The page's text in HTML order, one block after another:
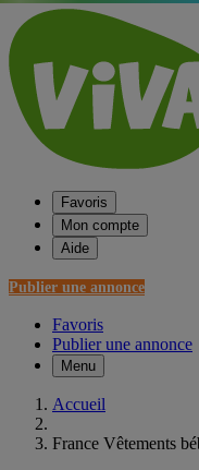
Favoris
Mon compte
Aide
Publier une annonce
Favoris
Publier une annonce
Menu
Accueil
France Vêtements